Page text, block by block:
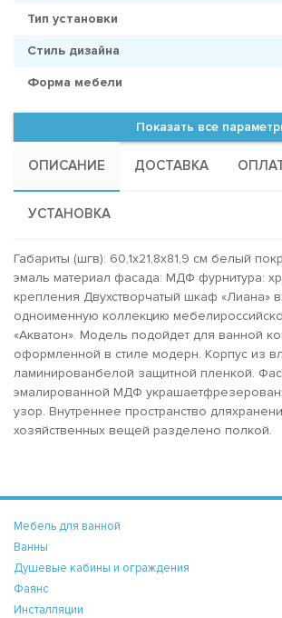
Тип установки
Стиль дизайна
Форма мебели
Показать все
ОПИСАНИЕ ДОСТАВКА
УСТАНОВКА
Габариты (шгв): 60,1x21,8x81,9 см белый
эмаль материал фасада: МДФ фурнитура:
крепления Двухстворчатый шкаф «Лиана»
одноименную коллекцию
«Акватон». Модель подойдет для ванной
оформленной в стиле модерн. Корпус из
ламинированбелой защитной пленкой.
эмалированной МДФ
узор. Внутреннее пространство
хозяйственных вещей разделено полкой.
Мебель для ванной
Ванны
Душевые кабины и ограждения
Фаянс
Инсталляции